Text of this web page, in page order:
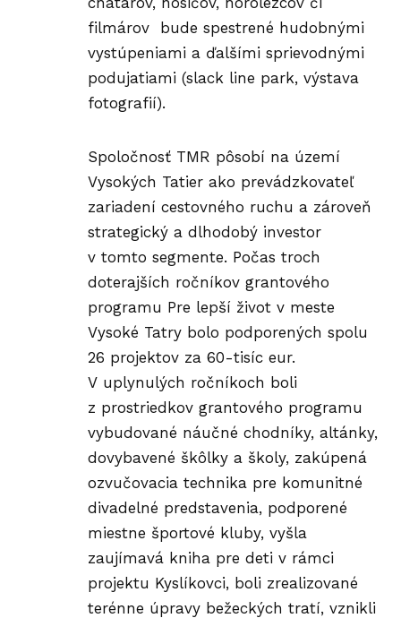
filmárov bude spestrené hudobnými
vystúpeniami a ďalšími sprievodnými
podujatiami (slack line park, výstava
fotografií).
Spoločnosť TMR pôsobí na území
Vysokých Tatier ako prevádzkovateľ
zariadení cestovného ruchu a zároveň
strategický a dlhodobý investor
v tomto segmente. Počas troch
doterajších ročníkov grantového
programu Pre lepší život v meste
Vysoké Tatry bolo podporených spolu
26 projektov za 60-tisíc eur.
V uplynulých ročníkoch boli
z prostriedkov grantového programu
vybudované náučné chodníky, altánky,
dovybavené škôlky a školy, zakúpená
ozvučovacia technika pre komunitné
divadelné predstavenia, podporené
miestne športové kluby, vyšla
zaujímavá kniha pre deti v rámci
projektu Kyslíkovci, boli zrealizované
terénne úpravy bežeckých tratí, vznikli